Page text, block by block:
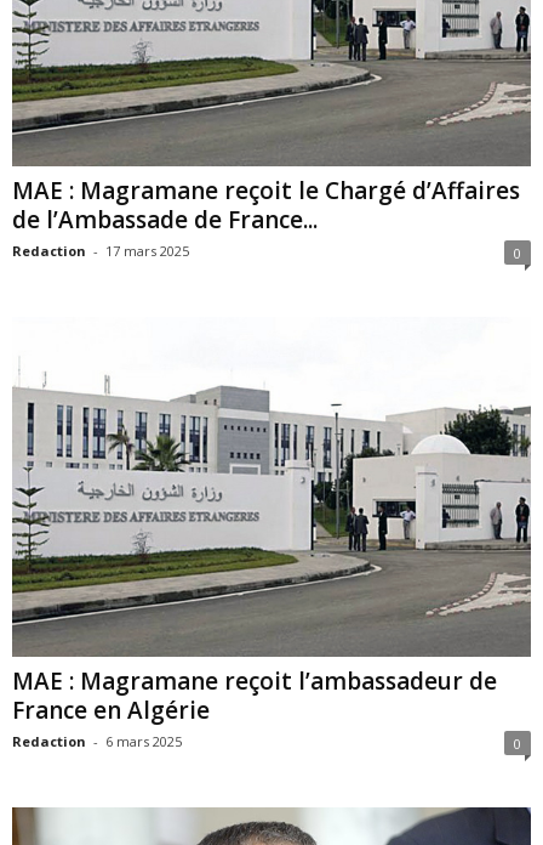
MAE : Magramane reçoit le Chargé d’Affaires
de l’Ambassade de France...
Redaction - 17 mars 2025 0
MAE : Magramane reçoit l’ambassadeur de
France en Algérie
Redaction - 6 mars 2025 0